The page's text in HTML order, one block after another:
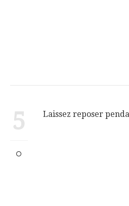
5 Laissez reposer